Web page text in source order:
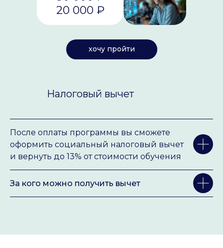
хочу пройти
20 000 ₽
Налоговый вычет
После оплаты программы вы сможете
оформить социальный налоговый вычет
и вернуть до 13% от стоимости обучения
За кого можно получить вычет